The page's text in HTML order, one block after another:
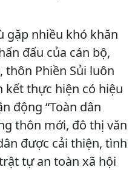
gặp nhiều khó khăn
đấu của cán bộ,
thôn Phiền Sủi luôn
kết thực hiện có hiệu
động “Toàn dân
thôn mới, đô thị văn
được cải thiện, tình
tự an toàn xã hội